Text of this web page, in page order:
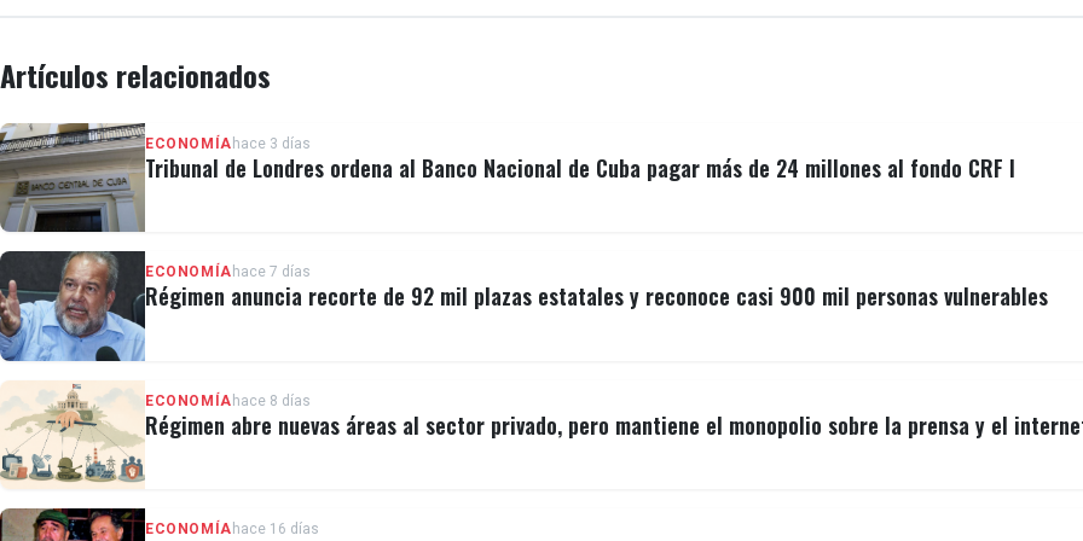
Artículos relacionados
ECONOMÍA hace 3 días
Tribunal de Londres ordena al Banco Nacional de Cuba pagar más de 24 millones al fondo CRF I
ECONOMÍA hace 7 días
Régimen anuncia recorte de 92 mil plazas estatales y reconoce casi 900 mil personas vulnerables
ECONOMÍA hace 8 días
Régimen abre nuevas áreas al sector privado, pero mantiene el monopolio sobre la prensa y el
ECONOMÍA hace 16 días